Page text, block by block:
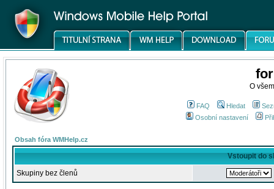
O
FAQ Hledat
Osobní nastavení
Obsah fóra WMHelp.cz
Vstoupit do
Skupiny bez členů